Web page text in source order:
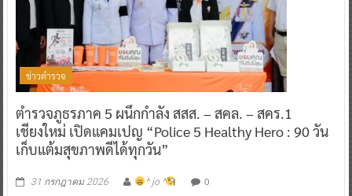
ข่าวตำรวจ
ตำรวจภูธรภาค 5 ผนึกกำลัง สสส. – สคล. – สคร.1
เชียงใหม่ เปิดแคมเปญ “Police 5 Healthy Hero : 90 วัน
เก็บแต้มสุขภาพดีได้ทุกวัน”
31 กรกฎาคม 2026 ^ jo ^ 0